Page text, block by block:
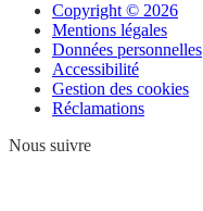
Copyright © 2026
Mentions légales
Données personnelles
Accessibilité
Gestion des cookies
Réclamations
Nous suivre